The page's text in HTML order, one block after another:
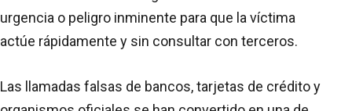
urgencia o peligro inminente para que la víctima
actúe rápidamente y sin consultar con terceros.
Las llamadas falsas de bancos, tarjetas de crédito y